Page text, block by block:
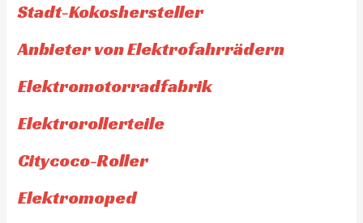
Stadt-Kokoshersteller
Anbieter von Elektrofahrrädern
Elektromotorradfabrik
Elektrorollerteile
Citycoco-Roller
Elektromoped